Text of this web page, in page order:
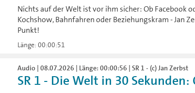
Nichts auf der Welt ist vor ihm sicher: Ob Facebook
Kochshow, Bahnfahren oder Beziehungskram - Jan
Punkt!
Länge: 00:00:51
Audio | 08.07.2026 | Länge: 00:00:56 | SR 1 - (c) Jan Zerbst
SR 1 - Die Welt in 30 Sekunden: